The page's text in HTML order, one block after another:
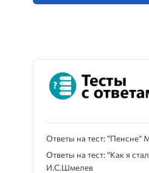
Ответы на тест: “Пенсне”
Ответы на тест: “Как я
И.С.Шмелев